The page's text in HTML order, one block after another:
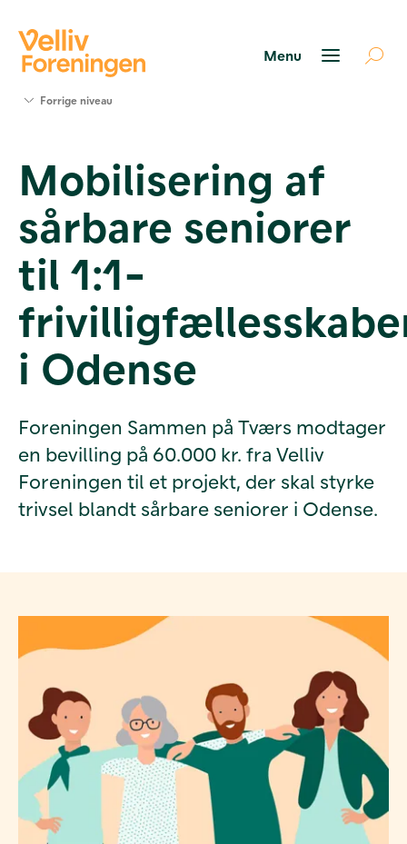
Værktøjer
og viden
Om Velliv
Foreningen
os
Forrige niveau
Mobilisering af
sårbare seniorer
til 1:1-
i Odense
Foreningen Sammen på Tværs modtager
en bevilling på 60.000 kr. fra Velliv
Foreningen til et projekt, der skal styrke
trivsel blandt sårbare seniorer i Odense.